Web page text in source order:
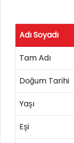
Adı Soyadı
Tam Adı
Doğum Tarihi
Yaşı
Eşi